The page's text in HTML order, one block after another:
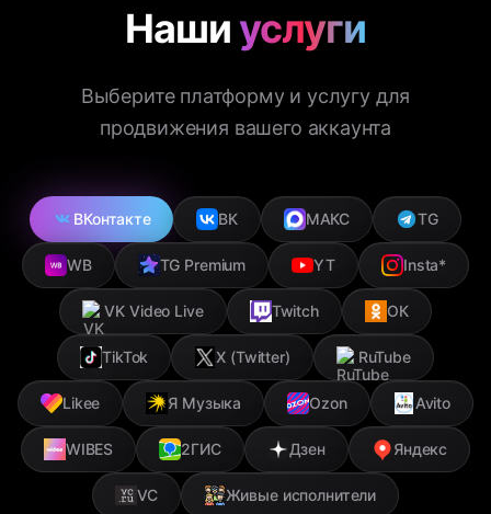
Нашиуслуги
Выберите платформу и услугу для
продвижения вашего аккаунта
ВКонтакте ВК МАКС TG
WB TG Premium YT Insta*
VK Video Live Twitch ОК
TikTok X (Twitter) RuTube
Likee Я Музыка Ozon Avito
WIBES 2ГИС Дзен Яндекс
VC Живые исполнители